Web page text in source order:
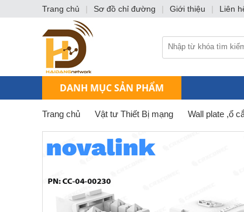
DANH MỤC SẢN PHẨM
Trang chủ Vật tư Thiết Bị mạng Wall plate ,ổ
Trang chủ | Sơ đồ chỉ đường | Giới thiệu | Liên